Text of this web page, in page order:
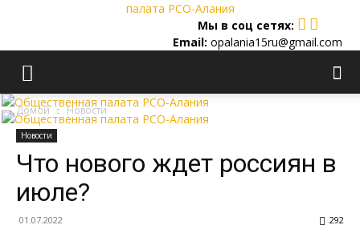
палата РСО-Алания
Мы в соц сетях:
Email: opalania15ru@gmail.com
Домой Новости
Новости
Что нового ждет россиян в
июле?
01.07.2022 292